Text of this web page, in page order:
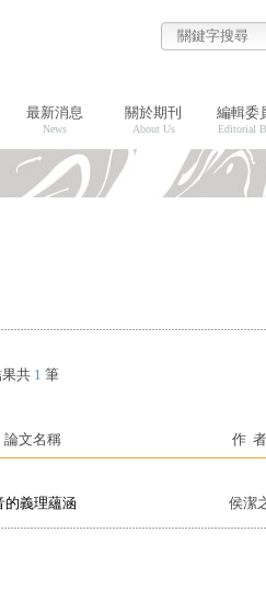
最新消息
News
關於期刊
About Us
編輯委
Editorial
共 1 筆
論文名稱 作 者
的義理蘊涵 侯潔